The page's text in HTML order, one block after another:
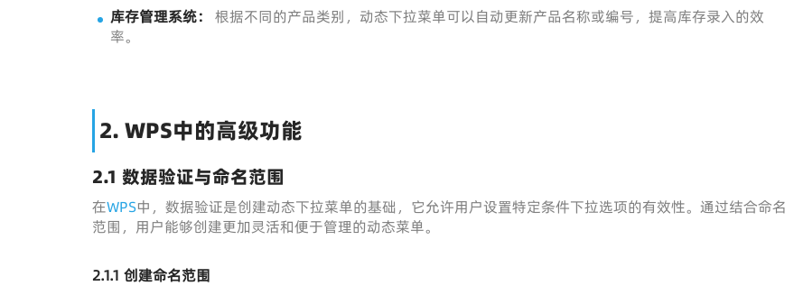
库存管理系统：
根据不同的产品类别，动态下拉菜单可以自动更新产品名称或编号，提高库存录入的效
率。
2. WPS中的高级功能
2.1 数据验证与命名范围
在WPS中，数据验证是创建动态下拉菜单的基础，它允许用户设置特定条件下拉选项的有效性。通过结合命名
范围，用户能够创建更加灵活和便于管理的动态菜单。
2.1.1 创建命名范围